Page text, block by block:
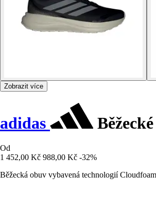
Zobrazit více
adidas
Od
1 452,00 Kč 988,00 Kč -32%
Běžecká obuv vybavená technologií